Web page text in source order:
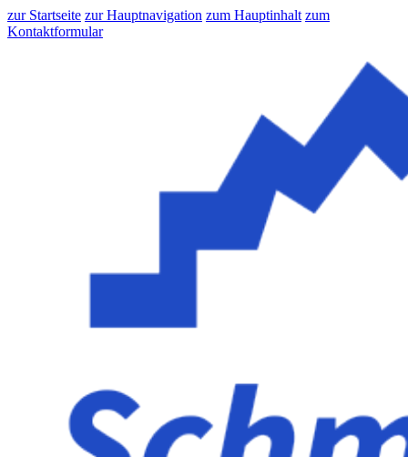
zur Startseite zur Hauptnavigation zum Hauptinhalt zum
Kontaktformular